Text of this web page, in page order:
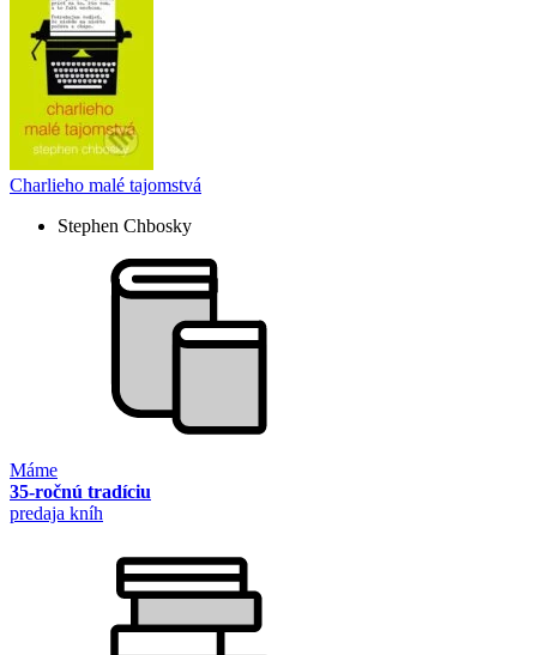
Charlieho malé tajomstvá
Stephen Chbosky
Máme
35-ročnú tradíciu
predaja kníh